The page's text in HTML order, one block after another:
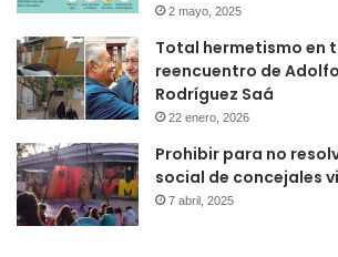
2 mayo, 2025
Total hermetismo en
reencuentro de
Rodríguez Saá
22 enero, 2026
Prohibir para no
social de concejales
7 abril, 2025